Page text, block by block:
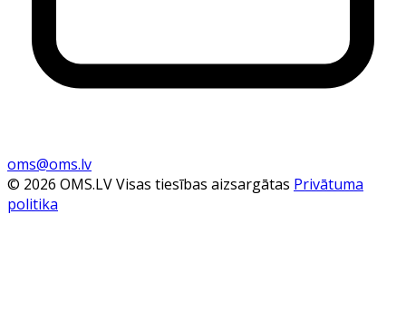
oms@oms.lv
© 2026 OMS.LV Visas tiesības aizsargātas Privātuma
politika